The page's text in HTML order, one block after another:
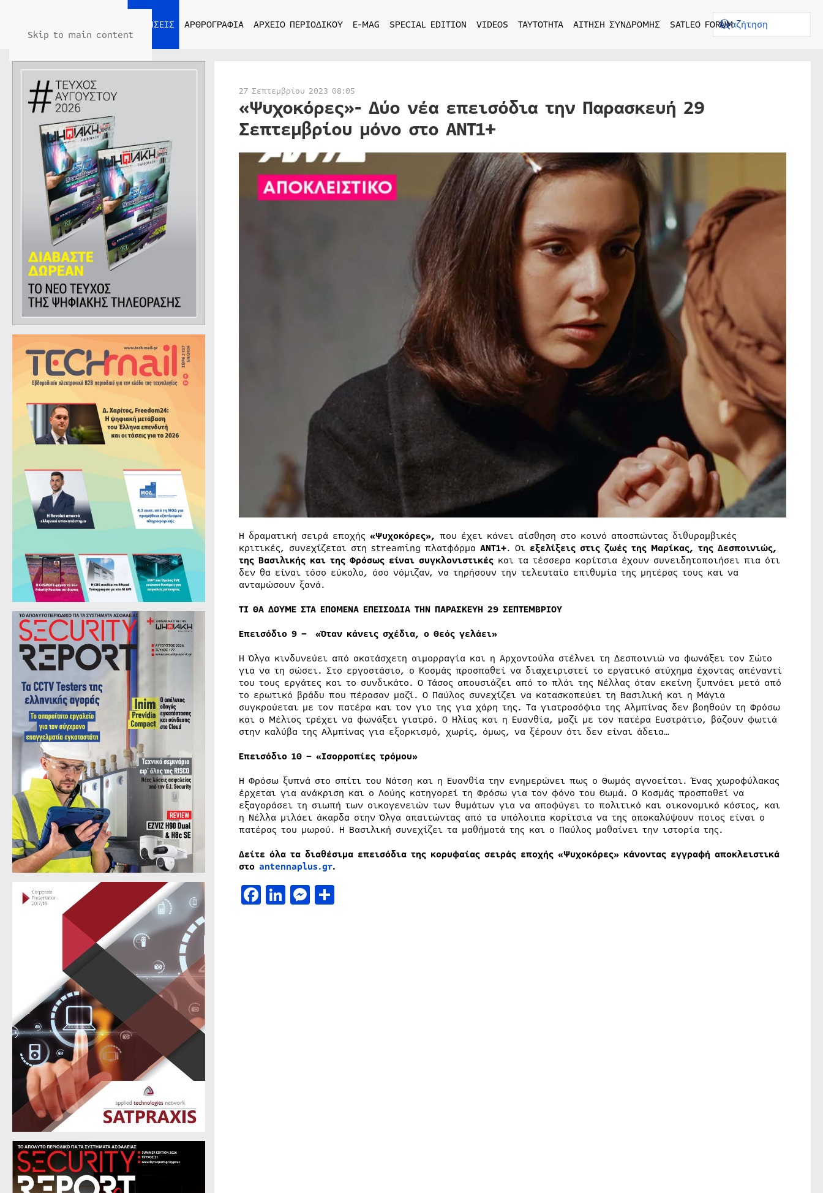
Skip to main content
ΕΙΔΗΣΕΙΣ ΑΡΘΡΟΓΡΑΦΙΑ ΑΡΧΕΙΟ ΠΕΡΙΟΔΙΚΟΥ E-MAG SPECIAL EDITION VIDEOS ΤΑΥΤΟΤΗΤΑ ΑΙΤΗΣΗ ΣΥΝΔΡΟΜΗΣ SATLEO FORUM
27 Σεπτεμβρίου 2023 08:05
«Ψυχοκόρες»- Δύο νέα επεισόδια την Παρασκευή 29
Σεπτεμβρίου μόνο στο ΑΝΤ1+
Η δραματική σειρά εποχής «Ψυχοκόρες», που έχει κάνει αίσθηση στο κοινό αποσπώντας διθυραμβικές
κριτικές, συνεχίζεται στη streaming πλατφόρμα ΑΝΤ1+. Οι εξελίξεις στις ζωές της Μαρίκας, της Δεσποινιώς,
της Βασιλικής και της Φρόσως είναι συγκλονιστικές και τα τέσσερα κορίτσια έχουν συνειδητοποιήσει πια ότι
δεν θα είναι τόσο εύκολο, όσο νόμιζαν, να τηρήσουν την τελευταία επιθυμία της μητέρας τους και να
ανταμώσουν ξανά.
ΤΙ ΘΑ ΔΟΥΜΕ ΣΤΑ ΕΠΟΜΕΝΑ ΕΠΕΙΣΟΔΙΑ ΤΗΝ ΠΑΡΑΣΚΕΥΗ 29 ΣΕΠΤΕΜΒΡΙΟΥ
Επεισόδιο 9 – «Όταν κάνεις σχέδια, ο Θεός γελάει»
Η Όλγα κινδυνεύει από ακατάσχετη αιμορραγία και η Αρχοντούλα στέλνει τη Δεσποινιώ να φωνάξει τον Σώτο
για να τη σώσει. Στο εργοστάσιο, ο Κοσμάς προσπαθεί να διαχειριστεί το εργατικό ατύχημα έχοντας απέναντί
του τους εργάτες και το συνδικάτο. Ο Τάσος απουσιάζει από το πλάι της Νέλλας όταν εκείνη ξυπνάει μετά από
το ερωτικό βράδυ που πέρασαν μαζί. Ο Παύλος συνεχίζει να κατασκοπεύει τη Βασιλική και η Μάγια
συγκρούεται με τον πατέρα και τον γιο της για χάρη της. Τα γιατροσόφια της Αλμπίνας δεν βοηθούν τη Φρόσω
και ο Μέλιος τρέχει να φωνάξει γιατρό. Ο Ηλίας και η Ευανθία, μαζί με τον πατέρα Ευστράτιο, βάζουν φωτιά
στην καλύβα της Αλμπίνας για εξορκισμό, χωρίς, όμως, να ξέρουν ότι δεν είναι άδεια…
Επεισόδιο 10 – «Ισορροπίες τρόμου»
Η Φρόσω ξυπνά στο σπίτι του Νάτση και η Ευανθία την ενημερώνει πως ο Θωμάς αγνοείται. Ένας χωροφύλακας
έρχεται για ανάκριση και ο Λούης κατηγορεί τη Φρόσω για τον φόνο του Θωμά. Ο Κοσμάς προσπαθεί να
εξαγοράσει τη σιωπή των οικογενειών των θυμάτων για να αποφύγει το πολιτικό και οικονομικό κόστος, και
η Νέλλα μιλάει άκαρδα στην Όλγα απαιτώντας από τα υπόλοιπα κορίτσια να της αποκαλύψουν ποιος είναι ο
πατέρας του μωρού. Η Βασιλική συνεχίζει τα μαθήματά της και ο Παύλος μαθαίνει την ιστορία της.
Δείτε όλα τα διαθέσιμα επεισόδια της κορυφαίας σειράς εποχής «Ψυχοκόρες» κάνοντας εγγραφή αποκλειστικά
στο antennaplus.gr.
Facebook
LinkedIn
Messenger
Μοιραστείτε